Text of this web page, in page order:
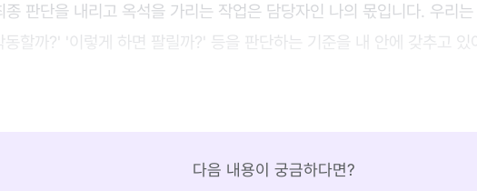
종 판단을 내리고 옥석을 가리는 작업은 담당자인 나의 몫입니다. 우리
동할까?' '이렇게 하면 팔릴까?' 등을 판단하는 기준을 내 안에 갖추고 있
다음 내용이 궁금하다면?